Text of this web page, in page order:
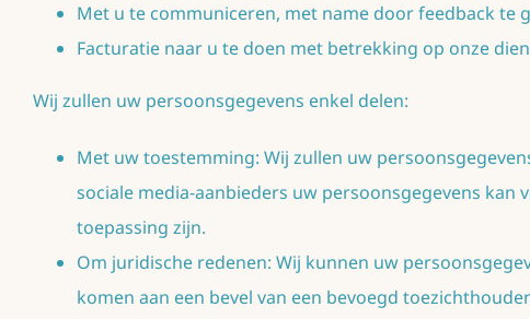
Met u te communiceren, met name door feedback te
Facturatie naar u te doen met betrekking op onze
Wij zullen uw persoonsgegevens enkel delen:
Met uw toestemming: Wij zullen uw
sociale media-aanbieders uw persoonsgegevens kan
toepassing zijn.
Om juridische redenen: Wij kunnen uw
komen aan een bevel van een bevoegd